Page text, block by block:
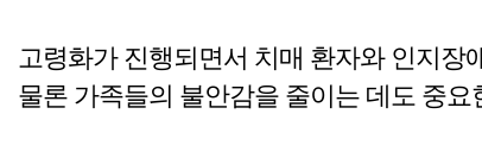
고령화가 진행되면서 치매 환자와 인지장
물론 가족들의 불안감을 줄이는 데도 중요